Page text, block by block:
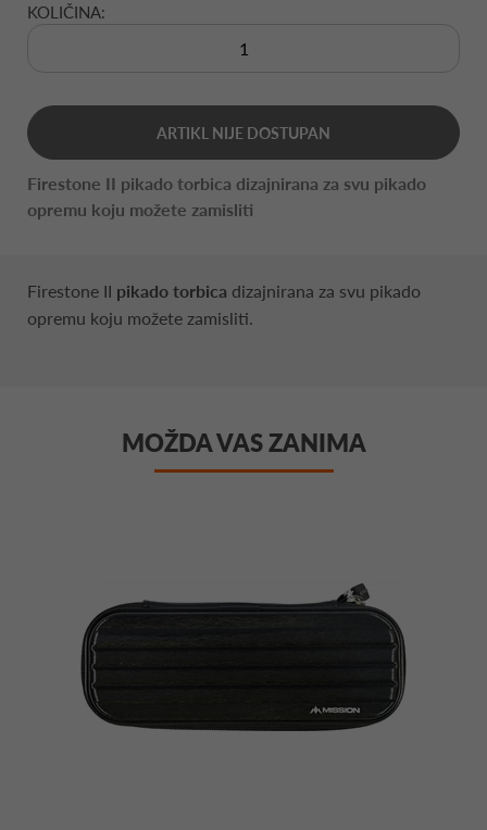
KOLIČINA:
ARTIKL NIJE DOSTUPAN
Firestone II pikado torbica dizajnirana za svu pikado
opremu koju možete zamisliti
Firestone II pikado torbica dizajnirana za svu pikado
opremu koju možete zamisliti.
MOŽDA VAS ZANIMA